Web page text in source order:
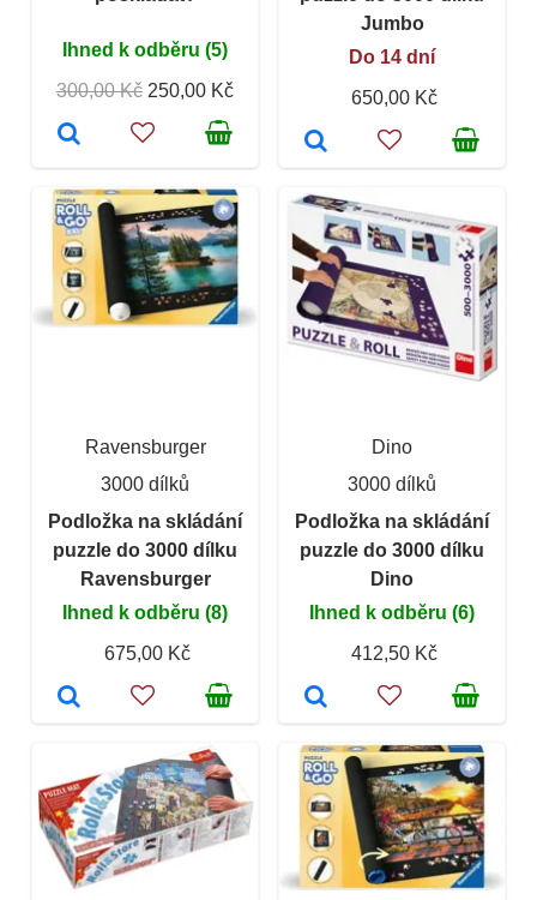
Ihned k odběru (5)
300,00 Kč 250,00 Kč
Jumbo
Do 14 dní
650,00 Kč
Ravensburger
3000 dílků
Podložka na skládání
puzzle do 3000 dílku
Ravensburger
Ihned k odběru (8)
675,00 Kč
Dino
3000 dílků
Podložka na skládání
puzzle do 3000 dílku
Dino
Ihned k odběru (6)
412,50 Kč